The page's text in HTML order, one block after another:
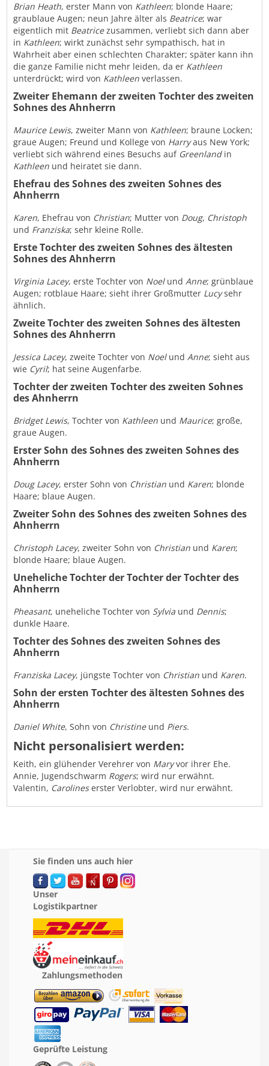
Brian Heath, erster Mann von Kathleen; blonde Haare;
graublaue Augen; neun Jahre älter als Beatrice; war
eigentlich mit Beatricezusammen, verliebt sich dann aber
in Kathleen; wirkt zunächst sehr sympathisch, hat in
Wahrheit aber einen schlechten Charakter; später kann ihn
die ganze Familie nicht mehr leiden, da er Kathleen
unterdrückt; wird von Kathleen verlassen.
Zweiter Ehemann der zweiten Tochter des zweiten
Sohnes des Ahnherrn
Maurice Lewis, zweiter Mann von Kathleen; braune Locken;
graue Augen; Freund und Kollege von Harryaus New York;
verliebt sich während eines Besuchs auf Greenlandin
Kathleen und heiratet sie dann.
Ehefrau des Sohnes des zweiten Sohnes des
Ahnherrn
Karen, Ehefrau von Christian; Mutter von Doug, Christoph
und Franziska; sehr kleine Rolle.
Erste Tochter des zweiten Sohnes des ältesten
Sohnes des Ahnherrn
Virginia Lacey, erste Tochter von NoelundAnne; grünblaue
Augen; rotblaue Haare; sieht ihrer Großmutter Lucysehr
ähnlich.
Zweite Tochter des zweiten Sohnes des ältesten
Sohnes des Ahnherrn
Jessica Lacey, zweite Tochter von NoelundAnne; sieht aus
wie Cyril; hat seine Augenfarbe.
Tochter der zweiten Tochter des zweiten Sohnes
des Ahnherrn
Bridget Lewis, Tochter von Kathleen und Maurice; große,
graue Augen.
Erster Sohn des Sohnes des zweiten Sohnes des
Ahnherrn
Doug Lacey, erster Sohn von Christian und Karen; blonde
Haare; blaue Augen.
Zweiter Sohn des Sohnes des zweiten Sohnes des
Ahnherrn
Christoph Lacey, zweiter Sohn von Christian und Karen;
blonde Haare; blaue Augen.
Uneheliche Tochter der Tochter der Tochter des
Ahnherrn
Pheasant, uneheliche Tochter von Sylvia und Dennis;
dunkle Haare.
Tochter des Sohnes des zweiten Sohnes des
Ahnherrn
Franziska Lacey, jüngste Tochter von Christian und Karen.
Sohn der ersten Tochter des ältesten Sohnes des
Ahnherrn
Daniel White, Sohn von Christineund Piers.
Nicht personalisiert werden:
Keith, ein glühender Verehrer von Maryvor ihrer Ehe.
Annie, Jugendschwarm Rogers; wird nur erwähnt.
Valentin, Carolineserster Verlobter, wird nur erwähnt.
Sie finden uns auch hier
Unser
Logistikpartner
Zahlungsmethoden
Geprüfte Leistung